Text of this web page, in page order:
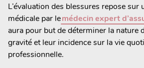
L’évaluation des blessures repose sur
médicale par lemédecin expert
aura pour but de déterminer la nature
gravité et leur incidence sur la vie
professionnelle.